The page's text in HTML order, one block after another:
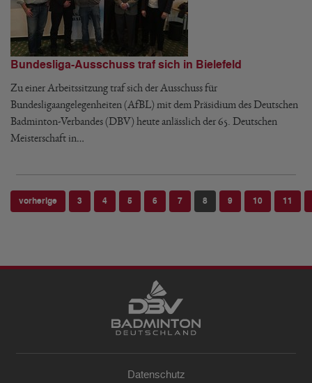
Bundesliga-Ausschuss traf sich in Bielefeld
Zu einer Arbeitssitzung traf sich der Ausschuss für
Bundesligaangelegenheiten (AfBL) mit dem Präsidium des Deutschen
Badminton-Verbandes (DBV) heute anlässlich der 65. Deutschen
Meisterschaft in…
vorherige 3 4 5 6 7 8 9 10 11
Datenschutz